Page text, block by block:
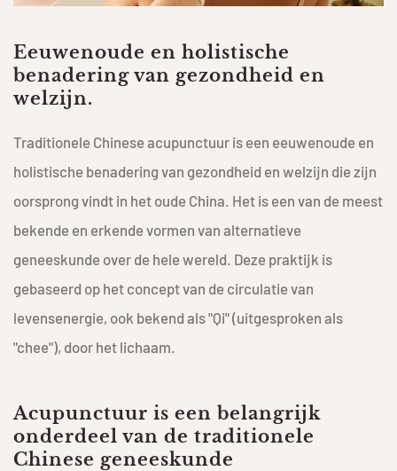
Eeuwenoude en holistische
benadering van gezondheid en
welzijn.
Traditionele Chinese acupunctuur is een eeuwenoude en
holistische benadering van gezondheid en welzijn die zijn
oorsprong vindt in het oude China. Het is een van de meest
bekende en erkende vormen van alternatieve
geneeskunde over de hele wereld. Deze praktijk is
gebaseerd op het concept van de circulatie van
levensenergie, ook bekend als "Qi" (uitgesproken als
"chee"), door het lichaam.
Acupunctuur is een belangrijk
onderdeel van de traditionele
Chinese geneeskunde